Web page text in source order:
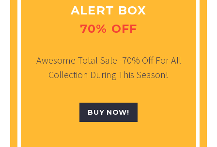
ALERT BOX
70% OFF
Awesome Total Sale -70% Off For All
Collection During This Season!
BUY NOW!